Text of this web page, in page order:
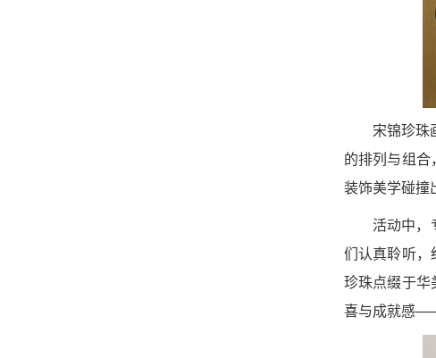
宋锦珍珠
的排列与组
装饰美学碰撞
活动中，
们认真聆听，
珍珠点缀于华
喜与成就感